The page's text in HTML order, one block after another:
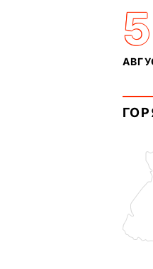
5